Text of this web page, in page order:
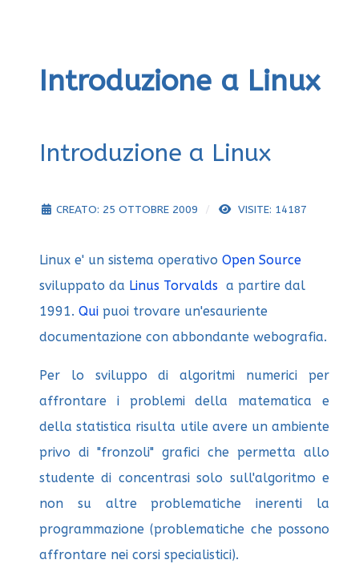
Introduzione a Linux
Introduzione a Linux
CREATO: 25 OTTOBRE 2009 VISITE: 14187
Linux e' un sistema operativo Open Source
sviluppato da Linus Torvalds a partire dal
1991. Qui puoi trovare un'esauriente
documentazione con abbondante webografia.
Per lo sviluppo di algoritmi numerici per
affrontare i problemi della matematica e
della statistica risulta utile avere un ambiente
privo di "fronzoli" grafici che permetta allo
studente di concentrasi solo sull'algoritmo e
non su altre problematiche inerenti la
programmazione (problematiche che possono
affrontare nei corsi specialistici).